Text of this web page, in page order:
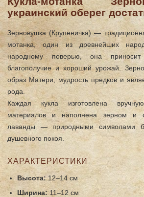
украинский оберег
Зерновушка (Крупеничка) —
мотанка, один из древнейших
народному поверью, она
благополучие и хороший урожай.
образ Матери, мудрость предков и
рода.
Каждая кукла изготовлена
материалов и наполнена зерном и
лаванды — природными символами
душевного покоя.
ХАРАКТЕРИСТИКИ
Высота:12–14 см
Ширина:11–12 см